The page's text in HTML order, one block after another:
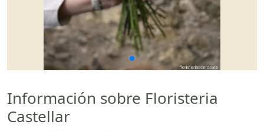
Información sobre Floristeria
Castellar